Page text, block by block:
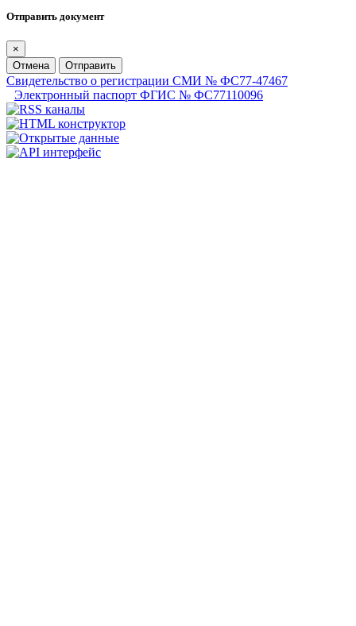
Отправить документ
×
Отмена
Отправить
Свидетельство о регистрации СМИ № ФС77-47467
Электронный паспорт ФГИС № ФС77110096